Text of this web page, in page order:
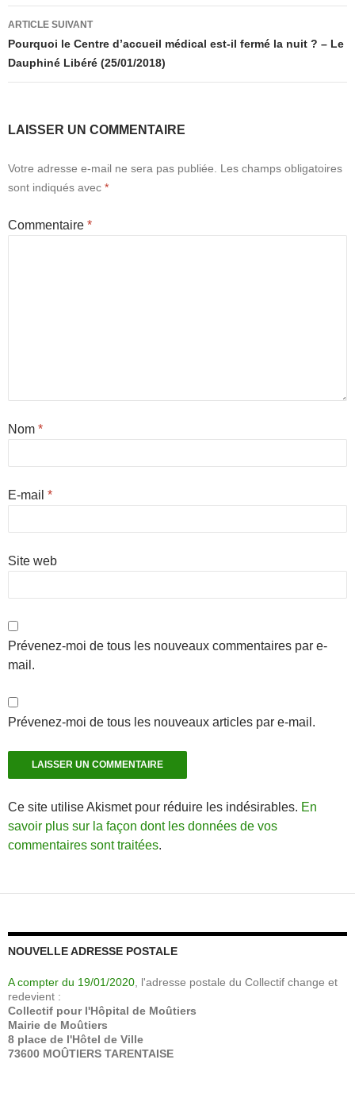
articles
ARTICLE SUIVANT
Pourquoi le Centre d’accueil médical est-il fermé la nuit ? – Le
Dauphiné Libéré (25/01/2018)
LAISSER UN COMMENTAIRE
Votre adresse e-mail ne sera pas publiée.
Les champs obligatoires
sont indiqués avec *
Commentaire *
Nom *
E-mail *
Site web
Prévenez-moi de tous les nouveaux commentaires par e-
mail.
Prévenez-moi de tous les nouveaux articles par e-mail.
Ce site utilise Akismet pour réduire les indésirables. En
savoir plus sur la façon dont les données de vos
commentaires sont traitées.
NOUVELLE ADRESSE POSTALE
A compter du 19/01/2020 , l'adresse postale du Collectif change et
redevient :
Collectif pour l'Hôpital de Moûtiers
Mairie de Moûtiers
8 place de l'Hôtel de Ville
73600 MOÛTIERS TARENTAISE